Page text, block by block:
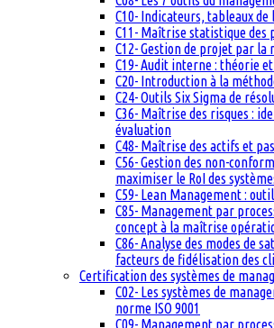
C10- Indicateurs, tableaux de
C11- Maîtrise statistique des
C12- Gestion de projet par la
C19- Audit interne : théorie
C20- Introduction à la
C24- Outils Six Sigma de
C36- Maîtrise des risques :
évaluation
C48- Maîtrise des actifs et
C56- Gestion des non-
maximiser le RoI des
C59- Lean Management :
C85- Management par
concept à la maîtrise
C86- Analyse des modes de
facteurs de fidélisation des
Certification des systèmes de
C02- Les systèmes de
norme ISO 9001
C09- Management par